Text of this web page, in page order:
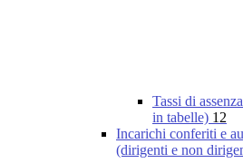
Tassi di
in tabelle) 12
Incarichi conferiti e
(dirigenti e non